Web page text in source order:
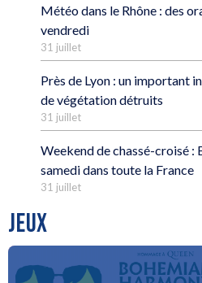
Météo dans le Rhône : des
vendredi
31 juillet
Près de Lyon : un important
de végétation détruits
31 juillet
Weekend de chassé-croisé :
samedi dans toute la France
31 juillet
JEUX